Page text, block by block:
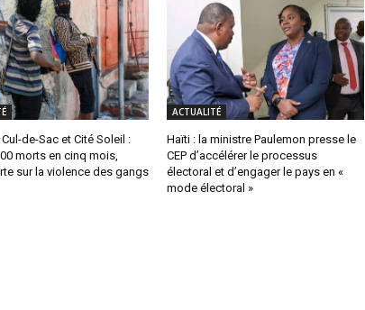
de-Sac et Cité Soleil :
morts en cinq mois,
sur la violence des gangs
ACTUALITÉ
Haïti : la ministre Paulemon presse le
CEP d’accélérer le processus
électoral et d’engager le pays en «
mode électoral »